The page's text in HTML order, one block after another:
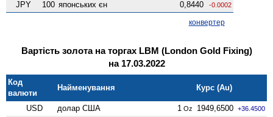
JPY 100 японських єн 0,8440 -0.0002
конвертер
Вартість золота на торгах LBM (London Gold Fixing)
на 17.03.2022
Код
валюти
Найменування Курс (Au)
USD долар США 1 Oz 1949,6500 +36.4500